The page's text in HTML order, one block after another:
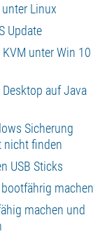
Linux
Update
unter Win 10
Desktop auf Java
Sicherung
nicht finden
USB Sticks
machen
machen und